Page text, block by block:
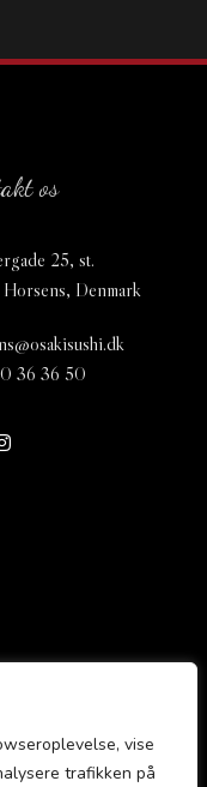
vise
trafikken på
os
25, st.
Denmark
36 36 50